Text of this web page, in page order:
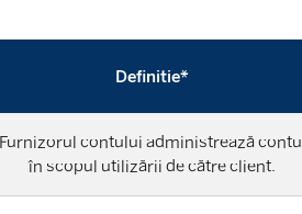
Definitie*
Furnizorul contului administrează contul
în scopul utilizării de către client.